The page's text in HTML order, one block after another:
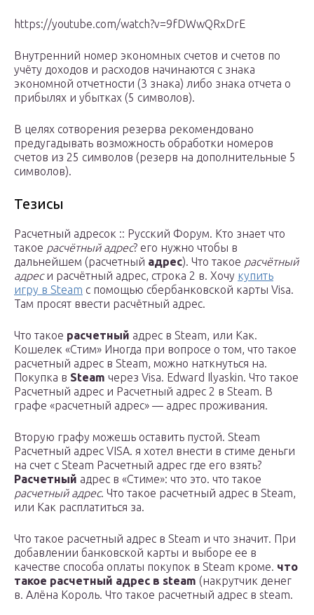
https://youtube.com/watch?v=9fDWwQRxDrE
Внутренний номер экономных счетов и счетов по
учёту доходов и расходов начинаются с знака
экономной отчетности (3 знака) либо знака отчета о
прибылях и убытках (5 символов).
В целях сотворения резерва рекомендовано
предугадывать возможность обработки номеров
счетов из 25 символов (резерв на дополнительные 5
символов).
Тезисы
Расчетный адресок :: Русский Форум. Кто знает что
такое расчётный адрес? его нужно чтобы в
дальнейшем (расчетный адрес). Что такое расчётный
адреси расчётный адрес, строка 2 в. Хочу купить
игру в Steam с помощью сбербанковской карты Visa.
Там просят ввести расчётный адрес.
Что такое расчетный адрес в Steam, или Как.
Кошелек «Стим» Иногда при вопросе о том, что такое
расчетный адрес в Steam, можно наткнуться на.
Покупка в Steam через Visa. Edward Ilyaskin. Что такое
Расчетный адрес и Расчетный адрес 2 в Steam. В
графе «расчетный адрес» — адрес проживания.
Вторую графу можешь оставить пустой. Steam
Расчетный адрес VISA. я хотел внести в стиме деньги
на счет с Steam Расчетный адрес где его взять?
Расчетный адрес в «Стиме»: что это. что такое
расчетный адрес. Что такое расчетный адрес в Steam,
или Как расплатиться за.
Что такое расчетный адрес в Steam и что значит. При
добавлении банковской карты и выборе ее в
качестве способа оплаты покупок в Steam кроме. что
такое расчетный адрес в steam (накрутчик денег
в. Алёна Король. Что такое расчетный адрес в steam.